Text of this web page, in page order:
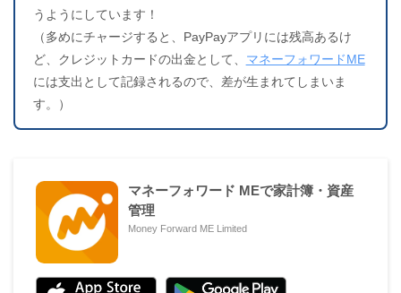
うようにしています！
（多めにチャージすると、PayPayアプリには残高あるけ
ど、クレジットカードの出金として、 マネーフォワードME
には支出として記録されるので、差が生まれてしまいま
す。）
マネーフォワード MEで家計簿・資産
管理
Money Forward ME Limited